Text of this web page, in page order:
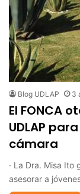
Blog UDLAP 3
El FONCA
UDLAP
cámara
· La Dra. Misa Ito
asesorar a